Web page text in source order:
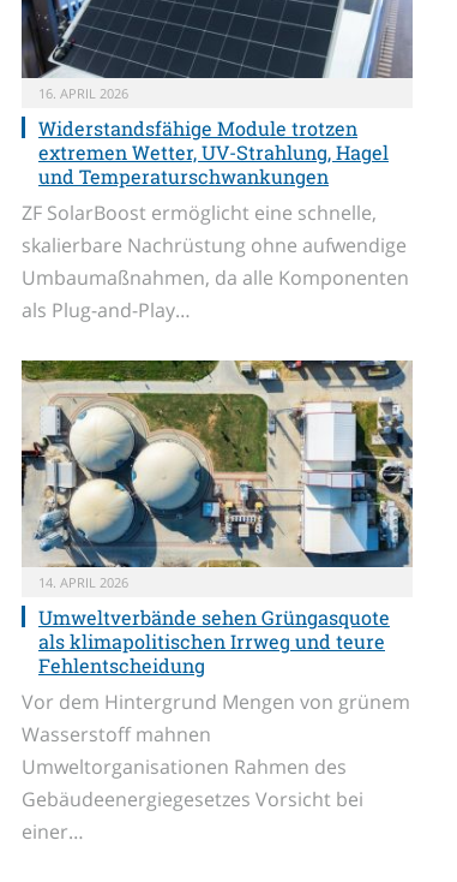
16. APRIL 2026
Widerstandsfähige Module trotzen
extremen Wetter, UV-Strahlung, Hagel
und Temperaturschwankungen
ZF SolarBoost ermöglicht eine schnelle,
skalierbare Nachrüstung ohne aufwendige
Umbaumaßnahmen, da alle Komponenten
als Plug-and-Play…
14. APRIL 2026
Umweltverbände sehen Grüngasquote
als klimapolitischen Irrweg und teure
Fehlentscheidung
Vor dem Hintergrund Mengen von grünem
Wasserstoff mahnen
Umweltorganisationen Rahmen des
Gebäudeenergiegesetzes Vorsicht bei
einer…